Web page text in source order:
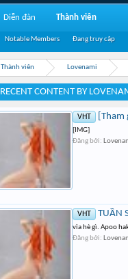
Thành viên Lovenami
RECENT CONTENT BY
VHT
[IMG]
Đăng bởi:
VHT TUẦN
vỉa hè gì. Apoo
Đăng bởi:
Diễn đàn Thành viên
Notable Members Đang truy cập